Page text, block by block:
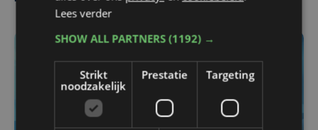
Lees verder
SHOW ALL PARTNERS(1192) →
Strikt
noodzakelijk
Prestatie Targeting